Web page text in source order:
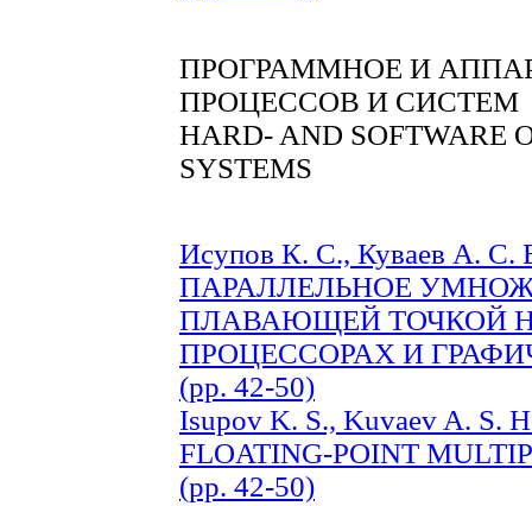
ПРОГРАММНОЕ И
ПРОЦЕССОВ И СИСТЕМ
HARD- AND SOFTWARE
SYSTEMS
Исупов К. С., Куваев А.
ПАРАЛЛЕЛЬНОЕ
ПЛАВАЮЩЕЙ ТОЧКОЙ
ПРОЦЕССОРАХ И
(pp. 42-50)
Isupov K. S., Kuvaev A. S.
FLOATING-РOINT
(pp. 42-50)